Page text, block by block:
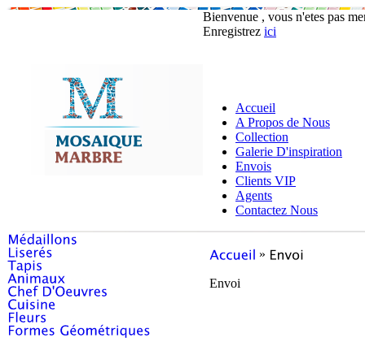
Bienvenue , vous n'etes pas
Enregistrez ici
Accueil
A Propos de Nous
Collection
Galerie D'inspiration
Envois
Clients VIP
Agents
Contactez Nous
»
Envoi